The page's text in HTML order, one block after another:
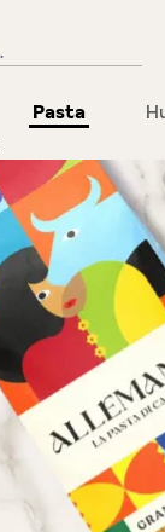
Pasta